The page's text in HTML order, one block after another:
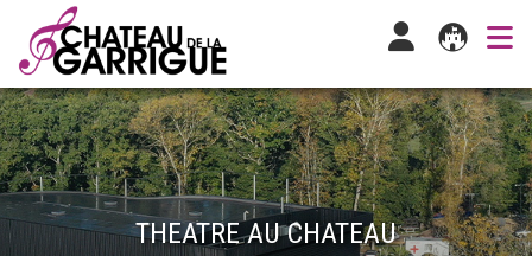
THEATRE AU CHATEAU